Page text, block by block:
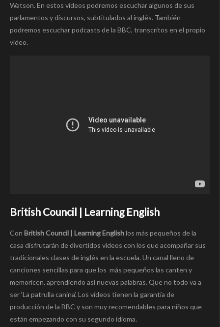
Watson. En estos vídeos podremos escuchar algunos de sus
parlamentos y discursos, subtitulados al inglés. También
podremos escuchar podcasts de la BBC, transcritos en el propio
vídeo.
British Council | Learning English
Con British Council | Learning Englishlos más pequeños de la
casa disfrutarán de divertidos vídeos con los que acompañar sus
tradicionales clases de inglés en la escuela. Un canal lleno de
canciones sencillas para que los más pequeños las canten y
memoricen, aprendiendo así nuevas palabras. Que no todo va a
ser ‘La patrulla canina’. Los vídeos tienen la garantía de
producción de la BBC y son muy recomendables para niños que
están empezando con su segundo idioma.